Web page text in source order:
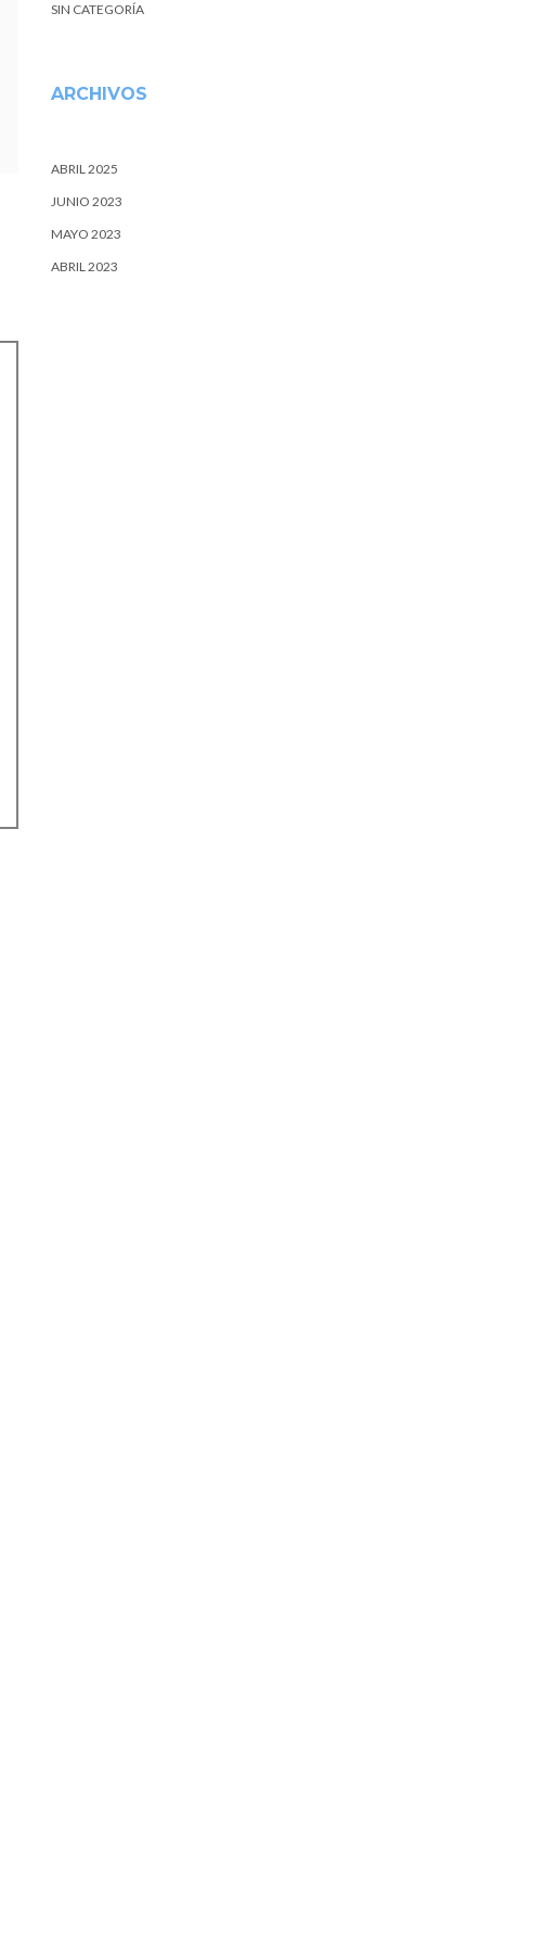
SIN CATEGORÍA
ARCHIVOS
ABRIL 2025
JUNIO 2023
MAYO 2023
ABRIL 2023